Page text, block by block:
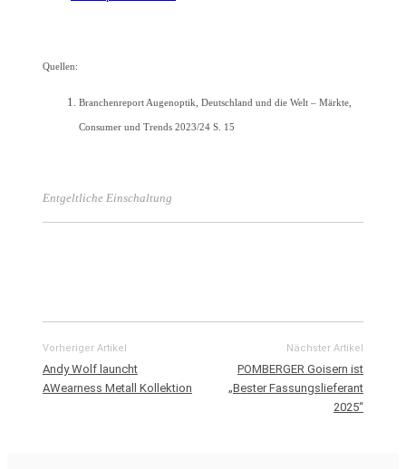
Quellen:
Branchenreport Augenoptik, Deutschland und die Welt – Märkte,
Consumer und Trends 2023/24 S. 15
Entgeltliche Einschaltung
Vorheriger Artikel
Andy Wolf launcht
AWearness Metall Kollektion
Nächster Artikel
POMBERGER Goisern ist
„Bester Fassungslieferant
2025“